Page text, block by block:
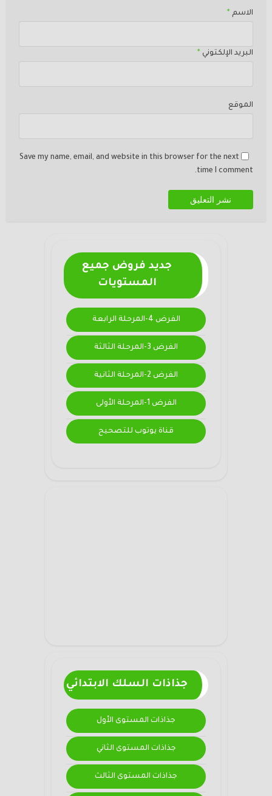
الاسم *
البريد الإلكتوني *
الموقع
Save my name, email, and website in this browser for the next
time I comment.
جديد فروض جميع
المستويات
الفرض 4-المرحلة الرابعة
الفرض 3-المرحلة الثالثة
الفرض 2-المرحلة الثانية
الفرض 1-المرحلة الأولى
قناة يوتوب للتصحيح
جذاذات السلك الابتدائي
جذاذات المستوى الأول
جذاذات المستوى الثاني
جذاذات المستوى الثالث